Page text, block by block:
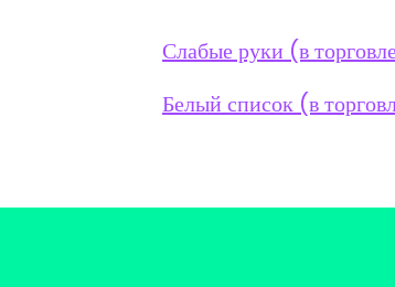
Слабые руки (в
Белый список (в